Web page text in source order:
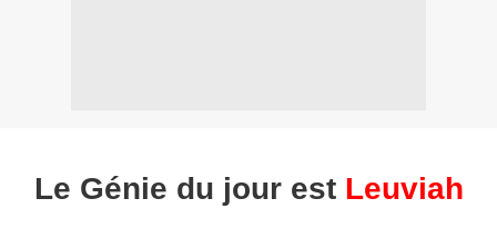
Le Génie du jour est Leuviah